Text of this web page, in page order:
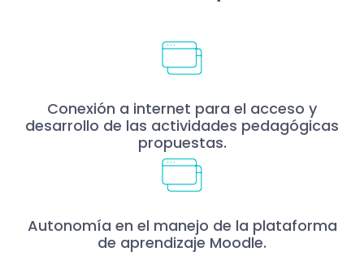
Conexión a internet para el acceso y
desarrollo de las actividades pedagógicas
propuestas.
Autonomía en el manejo de la plataforma
de aprendizaje Moodle.